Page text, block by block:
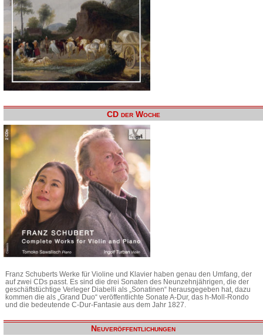
CD der Woche
Franz Schuberts Werke für Violine und Klavier haben genau den Umfang, der
auf zwei CDs passt. Es sind die drei Sonaten des Neunzehnjährigen, die der
geschäftstüchtige Verleger Diabelli als „Sonatinen“ herausgegeben hat, dazu
kommen die als „Grand Duo“ veröffentlichte Sonate A-Dur, das h-Moll-Rondo
und die bedeutende C-Dur-Fantasie aus dem Jahr 1827.
Neuveröffentlichungen